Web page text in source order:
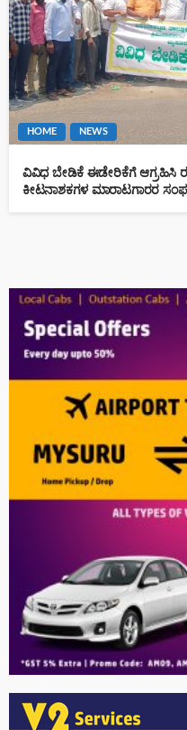
HOME NEWS
ವಿವಿಧ ಬೇಡಿಕೆ ಈಡೇರಿಕೆಗೆ ಆಗ್ರಹಿಸಿ
ಕೀಟನಾಶಕಗಳ ಮಾರಾಟಗಾರರ